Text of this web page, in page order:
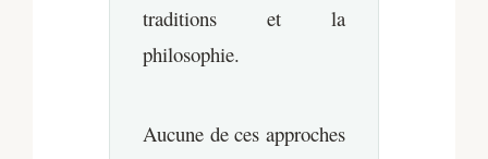
traditions et la
philosophie.
Aucune de ces approches